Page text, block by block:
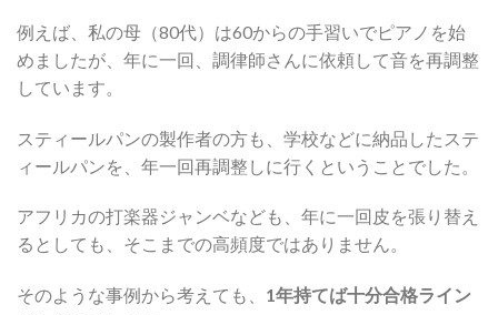
例えば、私の母（80代）は60からの手習いでピアノを始
めましたが、年に一回、調律師さんに依頼して音を再調整
しています。
スティールパンの製作者の方も、学校などに納品したステ
ィールパンを、年一回再調整しに行くということでした。
アフリカの打楽器ジャンベなども、年に一回皮を張り替え
るとしても、そこまでの高頻度ではありません。
そのような事例から考えても、 1年持てば十分合格ライン